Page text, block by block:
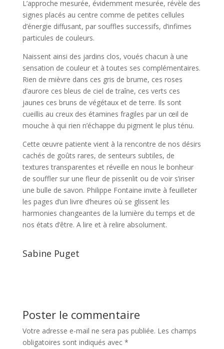
L’approche mesurée, évidemment mesurée, révèle des
signes placés au centre comme de petites cellules
d’énergie diffusant, par souffles successifs, d’infimes
particules de couleurs.
Naissent ainsi des jardins clos, voués chacun à une
sensation de couleur et à toutes ses complémentaires.
Rien de mièvre dans ces gris de brume, ces roses
d’aurore ces bleus de ciel de traîne, ces verts ces
jaunes ces bruns de végétaux et de terre. Ils sont
cueillis au creux des étamines fragiles par un œil de
mouche à qui rien n’échappe du pigment le plus ténu.
Cette œuvre patiente vient à la rencontre de nos désirs
cachés de goûts rares, de senteurs subtiles, de
textures transparentes et réveille en nous le bonheur
de souffler sur une fleur de pissenlit ou de voir s’iriser
une bulle de savon. Philippe Fontaine invite à feuilleter
les pages d’un livre d’heures où se glissent les
harmonies changeantes de la lumière du temps et de
nos états d’être. A lire et à relire absolument.
Sabine Puget
Poster le commentaire
Votre adresse e-mail ne sera pas publiée. Les champs
obligatoires sont indiqués avec *